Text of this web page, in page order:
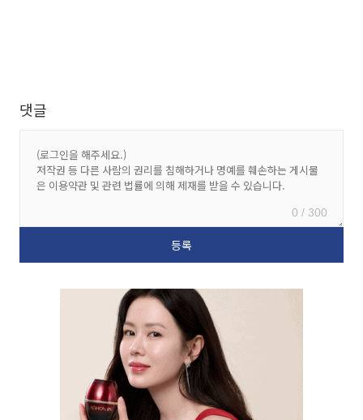
댓글
0 / 300